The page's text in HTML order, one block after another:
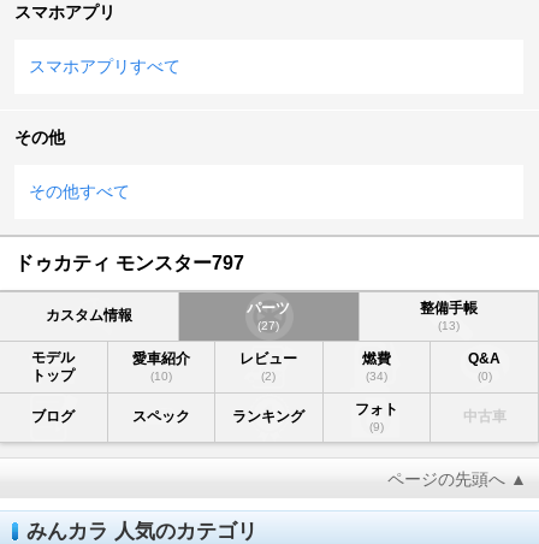
スマホアプリ
スマホアプリすべて
その他
その他すべて
ドゥカティ モンスター797
カスタム情報 パーツ
(27)
整備手帳
(13)
モデル
トップ
愛車紹介
(10)
レビュー
(2)
燃費
(34)
Q&A
(0)
ブログ スペック ランキング フォト
(9)
中古車
ページの先頭へ ▲
みんカラ 人気のカテゴリ